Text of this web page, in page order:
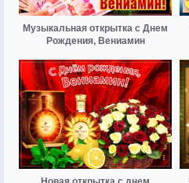
Музыкальная открытка с Днем
Рождения, Вениамин